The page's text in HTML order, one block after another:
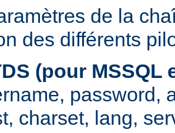
de la
des différents
(pour MSSQL
password,
charset, lang,